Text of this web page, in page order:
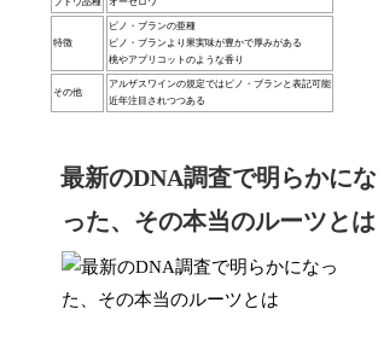
特徴
ピノ・ブランの亜種
ピノ・ブランより果実味が豊かで厚みがある
桃やアプリコットのような香り
その他
アルザスワインの規定ではピノ・ブランと表記可能
近年注目されつつある
最新のDNA調査で明らかにな
った、その本当のルーツとは